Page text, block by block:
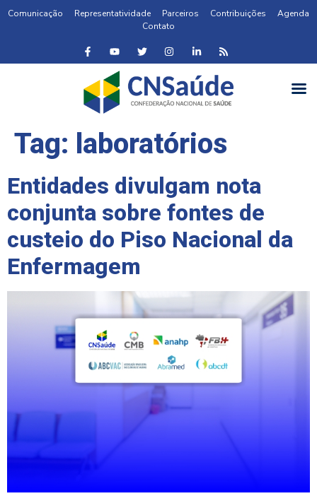
Comunicação Representatividade Parceiros Contribuições
Agenda
Contato
Tag: laboratórios
Entidades divulgam nota
conjunta sobre fontes de
custeio do Piso Nacional da
Enfermagem